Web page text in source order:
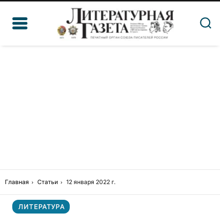
Главная Статьи 12 января 2022 г.
ЛИТЕРАТУРА